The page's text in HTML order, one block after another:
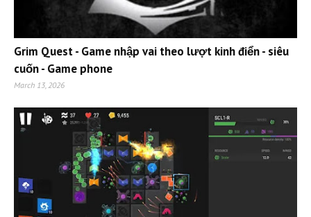
Grim Quest - Game nhập vai theo lượt kinh điển - siêu
cuốn - Game phone
March 13, 2026